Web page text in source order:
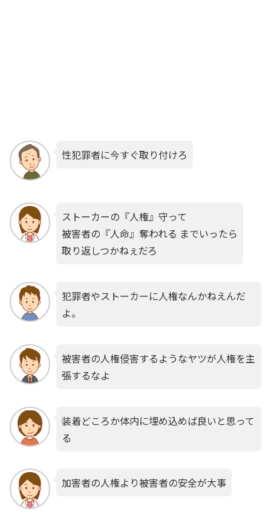
性犯罪者に今すぐ取り付けろ
ストーカーの『人権』守って
被害者の『人命』奪われる までいったら
取り返しつかねぇだろ
犯罪者やストーカーに人権なんかねえんだ
よ。
被害者の人権侵害するようなヤツが人権を主
張するなよ
装着どころか体内に埋め込めば良いと思って
る
加害者の人権より被害者の安全が大事